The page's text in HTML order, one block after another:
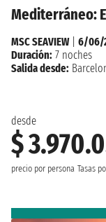
Mediterráneo:
desde
$
precio por persona Tasas
MSC SEAVIEW| 6/06/
Duración: 7 noches
Salida desde: